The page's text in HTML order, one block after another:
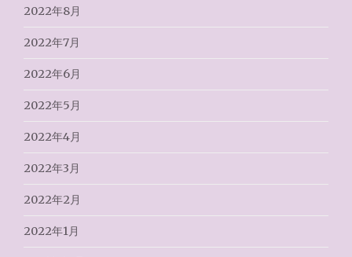
2022年8月
2022年7月
2022年6月
2022年5月
2022年4月
2022年3月
2022年2月
2022年1月